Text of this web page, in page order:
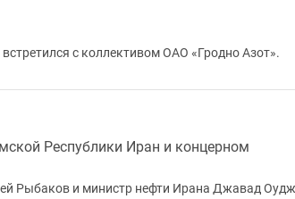
с коллективом ОАО «Гродно Азот».
Республики Иран и концерном
Рыбаков и министр нефти Ирана Джавад